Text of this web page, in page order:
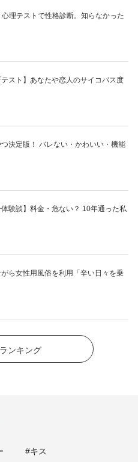
心理テストで性格診断。知らなかった
テスト】あなたや恋人のサイコパス度
決定版！ バレない・かわいい・機能
体験談】料金・危ない？ 10年通った私
ら女性用風俗を利用「辛い日々を乗
ンキング
#キス